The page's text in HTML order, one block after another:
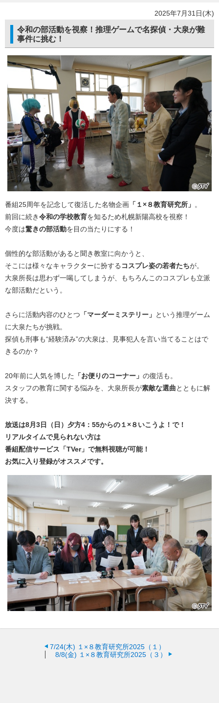
2025年7月31日(木)
令和の部活動を視察！推理ゲームで名探偵・大泉が難
事件に挑む！
番組25周年を記念して復活した名物企画 「１×８教育研究所」 。
前回に続き令和の学校教育を知るため札幌新陽高校を視察！
今度は驚きの部活動を目の当たりにする！
個性的な部活動があると聞き教室に向かうと、
そこには様々なキャラクターに扮する コスプレ姿の若者たちが。
大泉所長は思わず一喝してしまうが、もちろんこのコスプレも立派
な部活動だという。
さらに活動内容のひとつ 「マーダーミステリー」 という推理ゲーム
に大泉たちが挑戦。
探偵も刑事も“経験済み”の大泉は、見事犯人を言い当てることはで
きるのか？
20年前に人気を博した 「お便りのコーナー」 の復活も。
スタッフの教育に関する悩みを、大泉所長が素敵な選曲とともに解
決する。
放送は8月3日（日）夕方4：55からの１×８いこうよ！で！
リアルタイムで見られない方は
番組配信サービス「TVer」で無料視聴が可能！
お気に入り登録がオススメです。
7/24(木) １×８教育研究所2025（１）
8/8(金) １×８教育研究所2025（３）